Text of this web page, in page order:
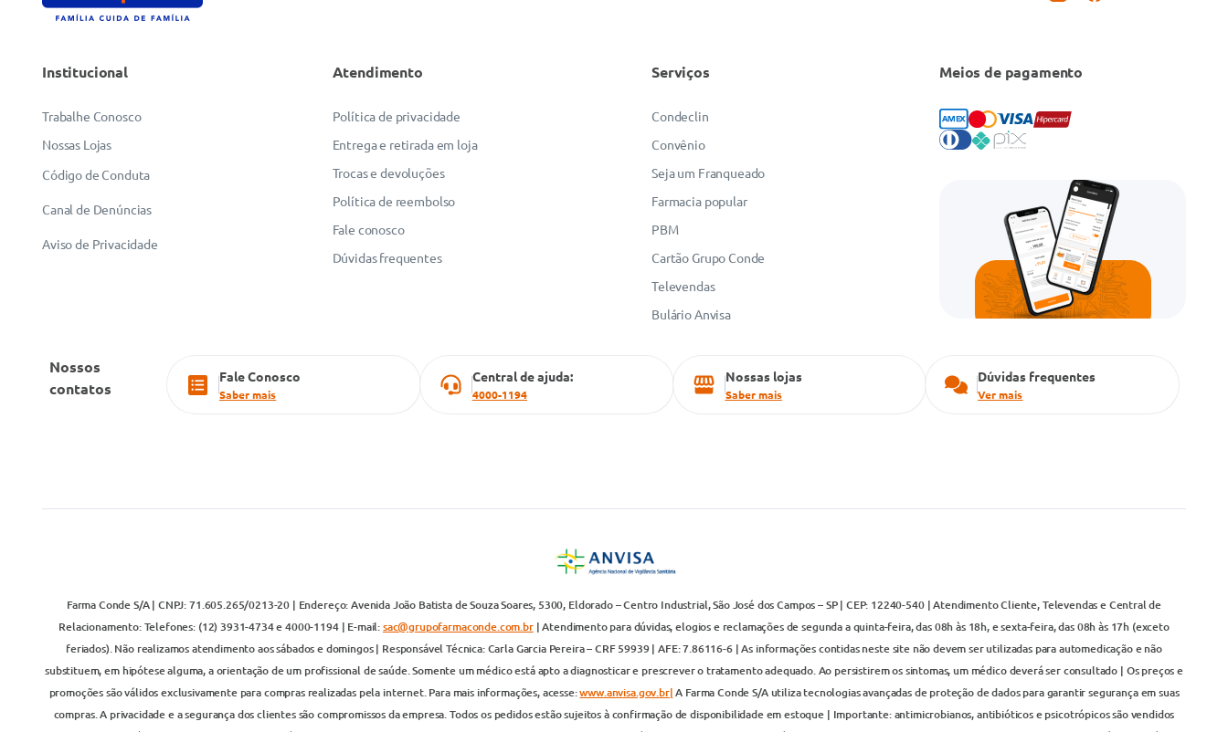
Institucional
Trabalhe Conosco
Nossas Lojas
Código de Conduta
Canal de Denúncias
Aviso de Privacidade
Atendimento
Política de privacidade
Entrega e retirada em loja
Trocas e devoluções
Política de reembolso
Fale conosco
Dúvidas frequentes
Serviços
Condeclin
Convênio
Seja um Franqueado
Farmacia popular
PBM
Cartão Grupo Conde
Televendas
Bulário Anvisa
Meios de pagamento
Nossos
contatos
Fale Conosco
Saber mais
Central de ajuda:
4000-1194
Nossas lojas
Saber mais
Dúvidas frequentes
Ver mais
Farma Conde S/A | CNPJ: 71.605.265/0213-20 | Endereço: Avenida João Batista de Souza Soares, 5300, Eldorado – Centro Industrial, São José dos Campos – SP | CEP: 12240-540 | Atendimento Cliente, Televendas e Central de
Relacionamento: Telefones: (12) 3931-4734 e 4000-1194 | E-mail:sac@grupofarmaconde.com.br| Atendimento para dúvidas, elogios e reclamações de segunda a quinta-feira, das 08h às 18h, e sexta-feira, das 08h às 17h (exceto
feriados). Não realizamos atendimento aos sábados e domingos | Responsável Técnica: Carla Garcia Pereira – CRF 59939 | AFE: 7.86116-6 | As informações contidas neste site não devem ser utilizadas para automedicação e não
substituem, em hipótese alguma, a orientação de um profissional de saúde. Somente um médico está apto a diagnosticar e prescrever o tratamento adequado. Ao persistirem os sintomas, um médico deverá ser consultado | Os preços e
promoções são válidos exclusivamente para compras realizadas pela internet. Para mais informações, acesse:www.anvisa.gov.br|A Farma Conde S/A utiliza tecnologias avançadas de proteção de dados para garantir segurança em suas
compras. A privacidade e a segurança dos clientes são compromissos da empresa. Todos os pedidos estão sujeitos à confirmação de disponibilidade em estoque | Importante: antimicrobianos, antibióticos e psicotrópicos são vendidos